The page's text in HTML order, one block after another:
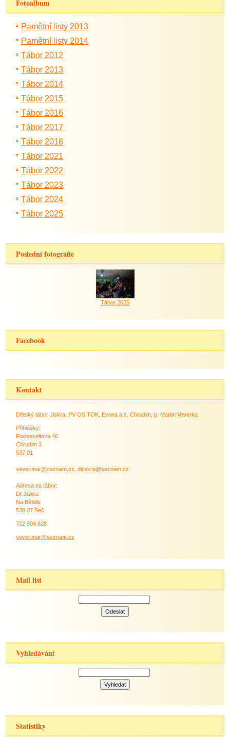
Fotoalbum
Pamětní listy 2013
Pamětní listy 2014
Tábor 2012
Tábor 2013
Tábor 2014
Tábor 2015
Tábor 2016
Tábor 2017
Tábor 2018
Tábor 2021
Tábor 2022
Tábor 2023
Tábor 2024
Tábor 2025
Poslední fotografie
Tábor 2025
Facebook
Kontakt
Dětský tábor Jiskra, PV OS TOK, Evona a.s. Chrudim, p. Martin Veverka
Přihlášky:
Rooseveltova 46
Chrudim 3
537 01
vever.mar@seznam.cz, dtjiskra@seznam.cz
Adresa na tábor:
Dt Jiskra
Na Bělidle
538 07 Seč
722 904 628
vever.mar@seznam.cz
Mail list
Vyhledávání
Statistiky